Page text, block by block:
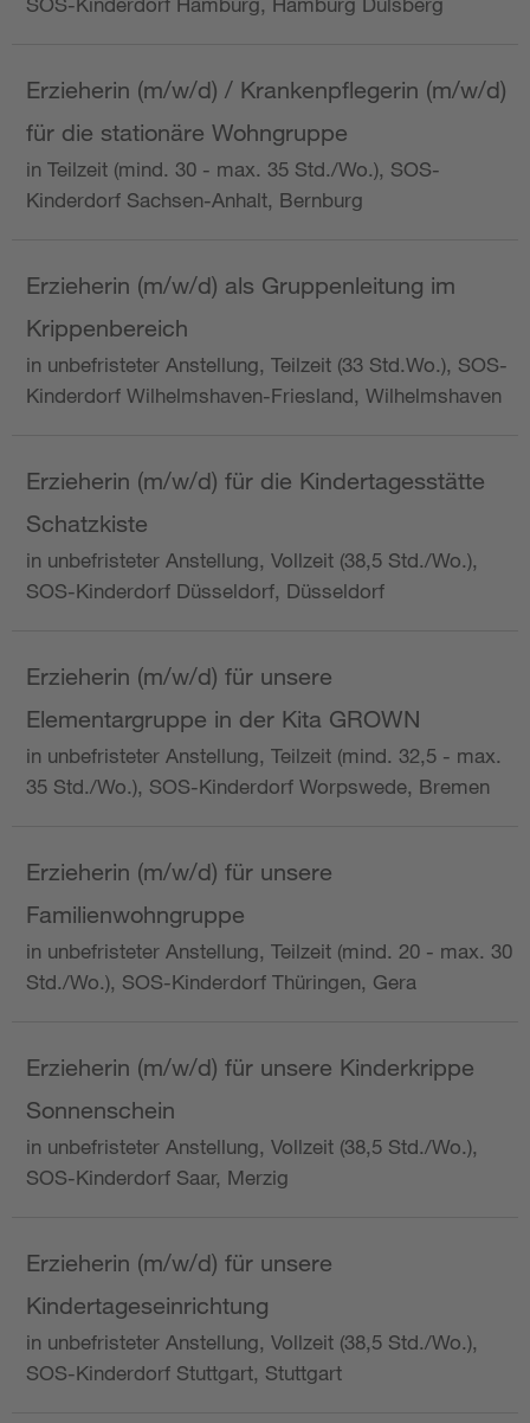
Erzieherin (m/w/d) / Krankenpflegerin (m/w/d)
für die stationäre Wohngruppe
in Teilzeit (mind. 30 - max. 35 Std./Wo.), SOS-
Kinderdorf Sachsen-Anhalt, Bernburg
Erzieherin (m/w/d) als Gruppenleitung im
Krippenbereich
in unbefristeter Anstellung, Teilzeit (33 Std.Wo.), SOS-
Kinderdorf Wilhelmshaven-Friesland, Wilhelmshaven
Erzieherin (m/w/d) für die Kindertagesstätte
Schatzkiste
in unbefristeter Anstellung, Vollzeit (38,5 Std./Wo.),
SOS-Kinderdorf Düsseldorf, Düsseldorf
Erzieherin (m/w/d) für unsere
Elementargruppe in der Kita GROWN
in unbefristeter Anstellung, Teilzeit (mind. 32,5 - max.
35 Std./Wo.), SOS-Kinderdorf Worpswede, Bremen
Erzieherin (m/w/d) für unsere
Familienwohngruppe
in unbefristeter Anstellung, Teilzeit (mind. 20 - max. 30
Std./Wo.), SOS-Kinderdorf Thüringen, Gera
Erzieherin (m/w/d) für unsere Kinderkrippe
Sonnenschein
in unbefristeter Anstellung, Vollzeit (38,5 Std./Wo.),
SOS-Kinderdorf Saar, Merzig
Erzieherin (m/w/d) für unsere
Kindertageseinrichtung
in unbefristeter Anstellung, Vollzeit (38,5 Std./Wo.),
SOS-Kinderdorf Stuttgart, Stuttgart